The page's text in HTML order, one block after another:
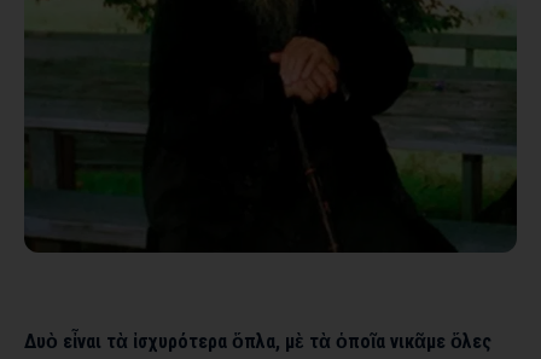
Δυὸ εἶναι τὰ ἰσχυρότερα ὅπλα, μὲ τὰ ὁποῖα νικᾶμε ὅλες